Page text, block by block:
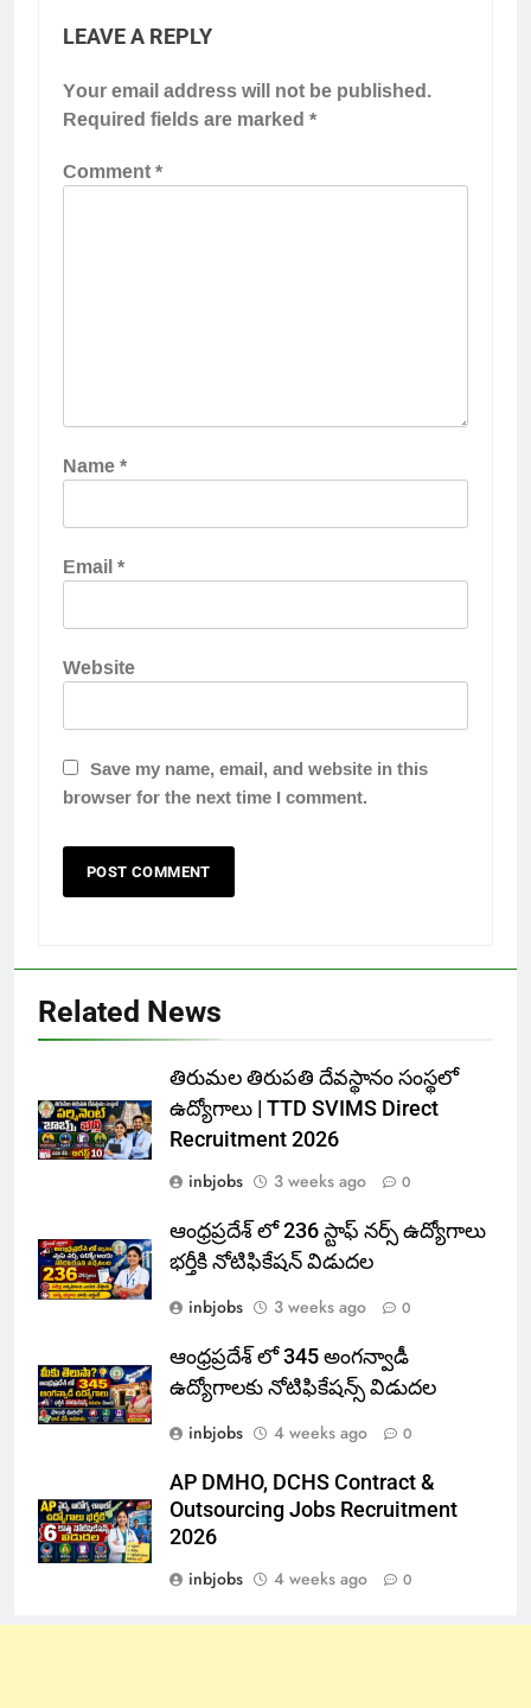
LEAVE A REPLY
Your email address will not be published.
Required fields are marked*
Comment*
Name*
Email*
Website
Save my name, email, and website in this
browser for the next time I comment.
Related News
తిరుమల తిరుపతి దేవస్థానం సంస్థలో
ఉద్యోగాలు | TTD SVIMS Direct
Recruitment 2026
inbjobs
3 weeks ago 0
ఆంధ్రప్రదేశ్ లో 236 స్టాఫ్ నర్స్ ఉద్యోగాలు
భర్తీకి నోటిఫికేషన్ విడుదల
inbjobs
3 weeks ago 0
ఆంధ్రప్రదేశ్ లో 345 అంగన్వాడీ
ఉద్యోగాలకు నోటిఫికేషన్స్ విడుదల
inbjobs
4 weeks ago 0
AP DMHO, DCHS Contract &
Outsourcing Jobs Recruitment
2026
inbjobs
4 weeks ago 0